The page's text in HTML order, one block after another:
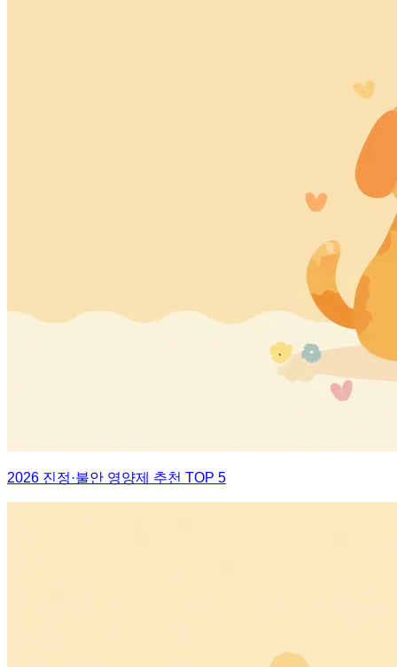
2026 진정·불안 영양제 추천 TOP 5